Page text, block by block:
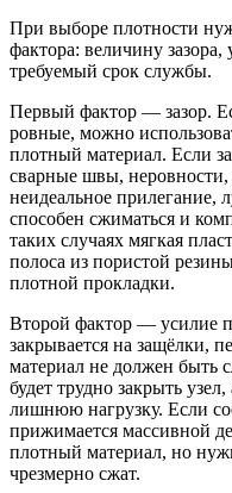
При выборе плотности
фактора: величину
требуемый срок службы.
Первый фактор — зазор.
ровные, можно
плотный материал. Если
сварные швы,
неидеальное прилегание,
способен сжиматься и
таких случаях мягкая
полоса из пористой
плотной прокладки.
Второй фактор — усилие
закрывается на защёлки,
материал не должен быть
будет трудно закрыть
лишнюю нагрузку. Если
прижимается массивной
плотный материал, но
чрезмерно сжат.